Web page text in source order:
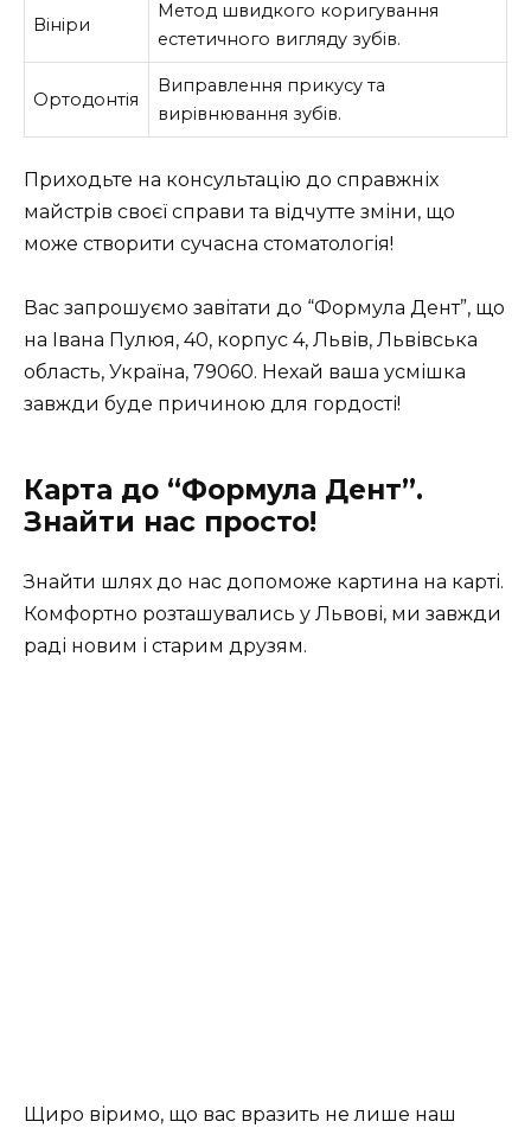
Вініри
Метод швидкого коригування
естетичного вигляду зубів.
Ортодонтія
Виправлення прикусу та
вирівнювання зубів.
Приходьте на консультацію до справжніх
майстрів своєї справи та відчутте зміни, що
може створити сучасна стоматологія!
Вас запрошуємо завітати до “Формула Дент”, що
на Івана Пулюя, 40, корпус 4, Львів, Львівська
область, Україна, 79060. Нехай ваша усмішка
завжди буде причиною для гордості!
Карта до “Формула Дент”.
Знайти нас просто!
Знайти шлях до нас допоможе картина на карті.
Комфортно розташувались у Львові, ми завжди
раді новим і старим друзям.
Щиро віримо, що вас вразить не лише наш